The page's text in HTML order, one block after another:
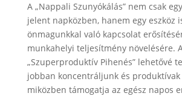
A „Nappali Szunyókálás” nem csak
jelent napközben, hanem egy eszköz
önmagunkkal való kapcsolat
munkahelyi teljesítmény növelésére.
„Szuperproduktív Pihenés” lehetővé
jobban koncentráljunk és produktívak
miközben támogatja az egész napos